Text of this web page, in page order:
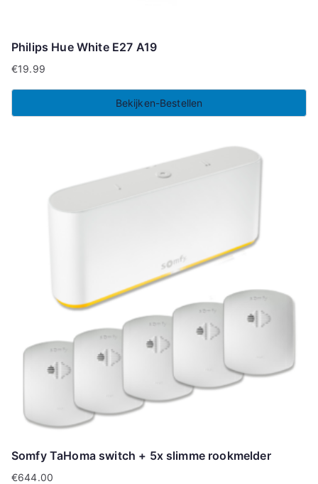
Philips Hue White E27 A19
€19.99
Bekijken-Bestellen
Somfy TaHoma switch + 5x slimme rookmelder
€644.00